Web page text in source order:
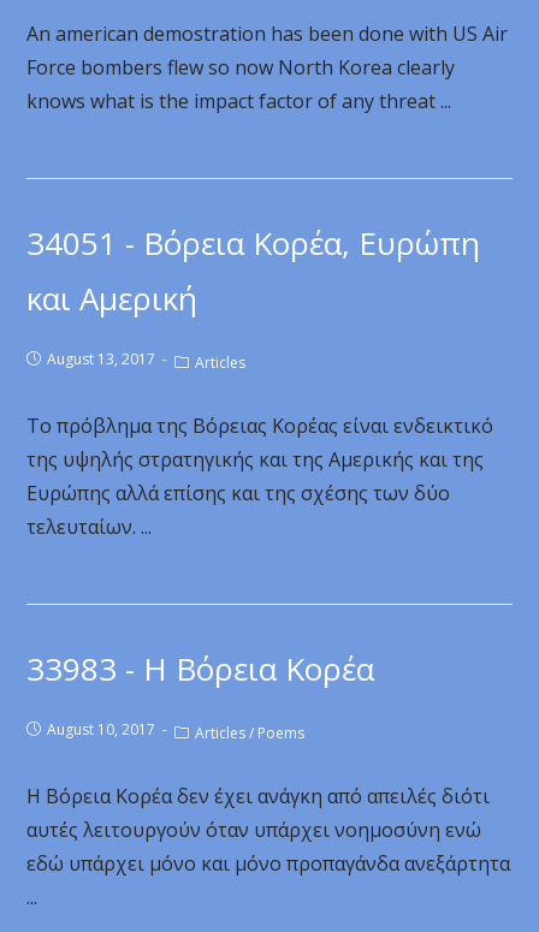
An american demostration has been done with US Air
Force bombers flew so now North Korea clearly
knows what is the impact factor of any threat ...
34051 - Βόρεια Κορέα, Ευρώπη
και Αμερική
August 13, 2017 Articles
Το πρόβλημα της Βόρειας Κορέας είναι ενδεικτικό
της υψηλής στρατηγικής και της Αμερικής και της
Ευρώπης αλλά επίσης και της σχέσης των δύο
τελευταίων. ...
33983 - Η Βόρεια Κορέα
August 10, 2017 Articles / Poems
Η Βόρεια Κορέα δεν έχει ανάγκη από απειλές διότι
αυτές λειτουργούν όταν υπάρχει νοημοσύνη ενώ
εδώ υπάρχει μόνο και μόνο προπαγάνδα ανεξάρτητα
...